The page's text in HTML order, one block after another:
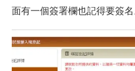
面有一個簽署欄也記得要簽名